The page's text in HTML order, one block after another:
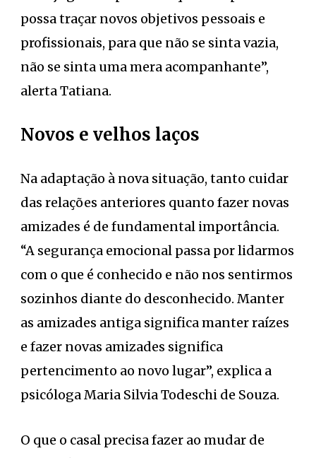
possa traçar novos objetivos pessoais e
profissionais, para que não se sinta vazia,
não se sinta uma mera acompanhante”,
alerta Tatiana.
Novos e velhos laços
Na adaptação à nova situação, tanto cuidar
das relações anteriores quanto fazer novas
amizades é de fundamental importância.
“A segurança emocional passa por lidarmos
com o que é conhecido e não nos sentirmos
sozinhos diante do desconhecido. Manter
as amizades antiga significa manter raízes
e fazer novas amizades significa
pertencimento ao novo lugar”, explica a
psicóloga Maria Silvia Todeschi de Souza.
O que o casal precisa fazer ao mudar de